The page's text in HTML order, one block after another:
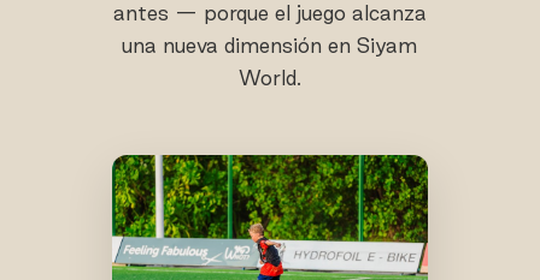
antes — porque el juego alcanza
una nueva dimensión en Siyam
World.